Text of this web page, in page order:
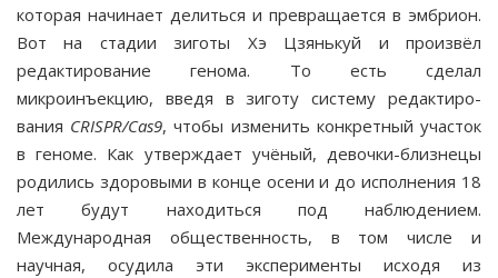
которая начинает делиться и превращается в эмбрион.
Вот на стадии зиготы Хэ Цзянькуй и произвёл
редактирование генома. То есть сделал
микроинъекцию, введя в зиготу систему редактиро­
вания CRISPR/Cas9, чтобы изменить конкретный участок
в геноме. Как утверждает учёный, девочки-близнецы
роди­лись здоровыми в конце осени и до исполнения 18
лет будут находиться под наблюдением.
Международная обществен­ность, в том числе и
научная, осудила эти эксперименты исходя из